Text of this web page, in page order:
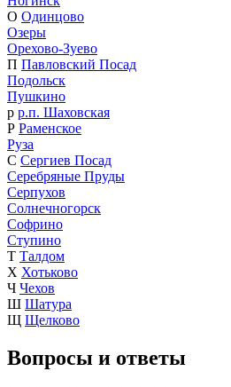
О Одинцово
Озеры
Орехово-Зуево
П Павловский Посад
Подольск
Пушкино
р р.п. Шаховская
Р Раменское
Руза
С Сергиев Посад
Серебряные Пруды
Серпухов
Солнечногорск
Софрино
Ступино
Т Талдом
Х Хотьково
Ч Чехов
Ш Шатура
Щ Щелково
Вопросы и ответы